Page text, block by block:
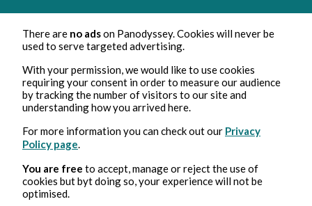
There are no adson Panodyssey. Cookies will never be
used to serve targeted advertising.
With your permission, we would like to use cookies
requiring your consent in order to measure our audience
by tracking the number of visitors to our site and
understanding how you arrived here.
For more information you can check out our Privacy
Policy page.
You are free to accept, manage or reject the use of
cookies but byt doing so, your experience will not be
optimised.